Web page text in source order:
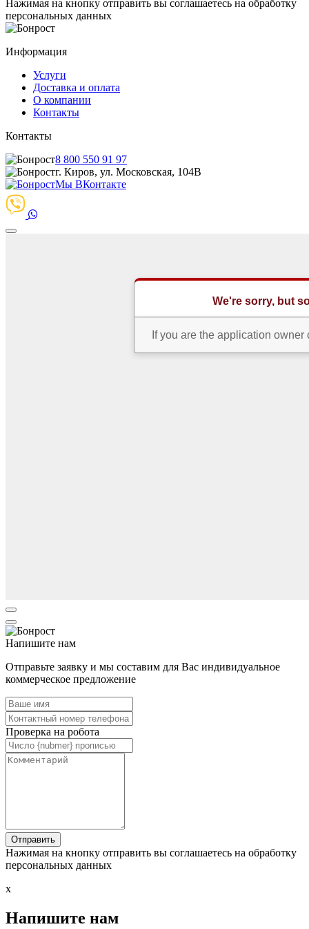
Нажимая на кнопку отправить вы соглашаетесь на обработку
персональных данных
Информация
Услуги
Доставка и оплата
О компании
Контакты
Контакты
8 800 550 91 97
г. Киров, ул. Московская, 104В
Мы ВКонтакте
Напишите нам
Отправьте заявку и мы составим для Вас индивидуальное
коммерческое предложение
Проверка на робота
Нажимая на кнопку отправить вы соглашаетесь на обработку
персональных данных
x
Напишите нам